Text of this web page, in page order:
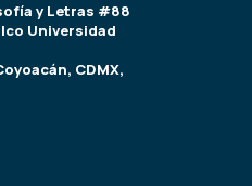
y Letras #88
Universidad
CDMX,